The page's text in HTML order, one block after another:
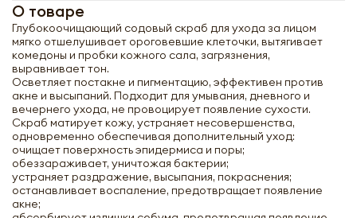
О товаре
Глубокоочищающий содовый скраб для ухода за лицом
мягко отшелушивает ороговевшие клеточки, вытягивает
комедоны и пробки кожного сала, загрязнения,
выравнивает тон.
Осветляет постакне и пигментацию, эффективен против
акне и высыпаний. Подходит для умывания, дневного и
вечернего ухода, не провоцирует появление сухости.
Скраб матирует кожу, устраняет несовершенства,
одновременно обеспечивая дополнительный уход:
очищает поверхность эпидермиса и поры;
обеззараживает, уничтожая бактерии;
устраняет раздражение, высыпания, покраснения;
останавливает воспаление, предотвращает появление
акне;